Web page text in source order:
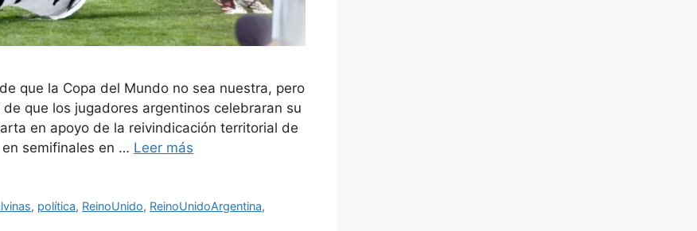
que la Copa del Mundo no sea nuestra, pero
que los jugadores argentinos celebraran su
en apoyo de la reivindicación territorial de
semifinales en … Leer más
, política, ReinoUnido, ReinoUnidoArgentina,